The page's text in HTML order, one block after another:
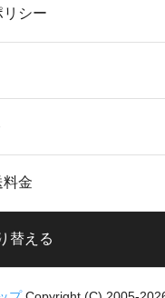
リシー
料金
替える